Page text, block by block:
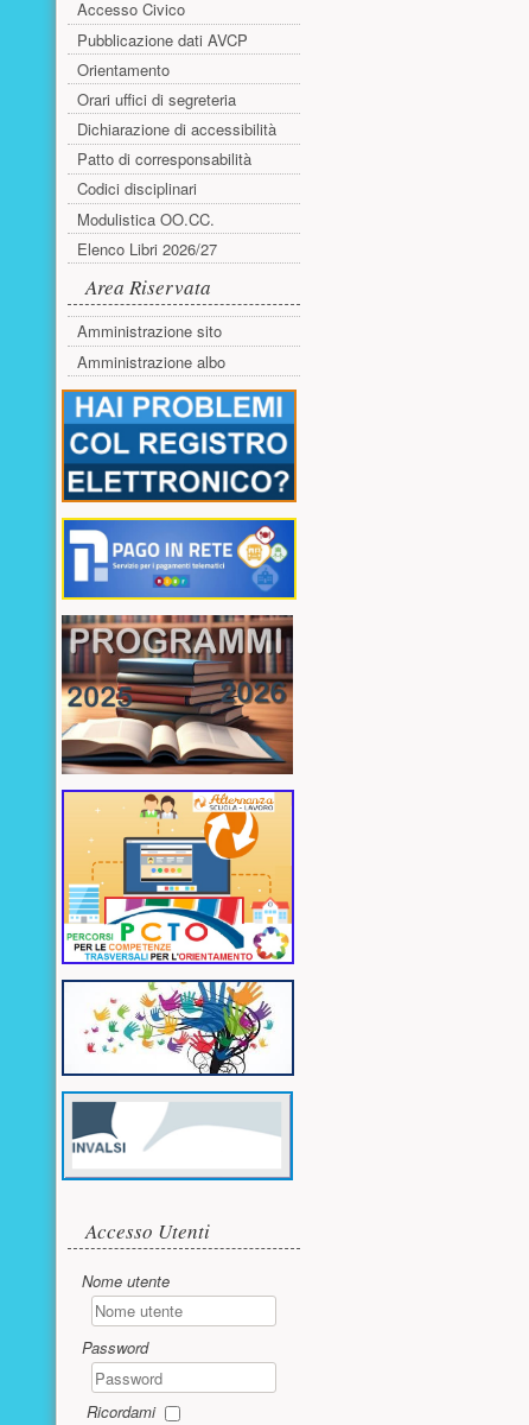
Accesso Civico
Pubblicazione dati AVCP
Orientamento
Orari uffici di segreteria
Dichiarazione di accessibilità
Patto di corresponsabilità
Codici disciplinari
Modulistica OO.CC.
Elenco Libri 2026/27
Area Riservata
Amministrazione sito
Amministrazione albo
Risorse aggiuntive (colonna di sinistra)
Accesso utente
Accesso Utenti
Nome utente
Password
Ricordami